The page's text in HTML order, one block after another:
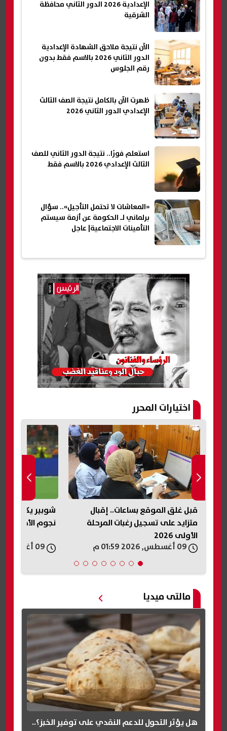
الإعدادية 2026 الدور الثاني محافظة
الشرقية
الآن نتيجة ملاحق الشهادة الإعدادية
الدور الثاني 2026 بالاسم فقط بدون
رقم الجلوس
ظهرت الآن بالكامل نتيجة الصف الثالث
الإعدادي الدور الثاني 2026
استعلم فورًا.. نتيجة الدور الثاني للصف
الثالث الإعدادي 2026 بالاسم فقط
«المعاشات لا تحتمل التأجيل».. سؤال
برلماني لـ الحكومة عن أزمة سيستم
التأمينات الاجتماعية| عاجل
اختيارات المحرر
شوبير يكشف كواليس تجديد عقود
نجوم الأهلي.. ونصيحة لإمام عاشور
نصيحة هامة من
مصر بشأن
مالتى ميديا
هل يؤثر التحول للدعم النقدي على توفير الخبز؟..